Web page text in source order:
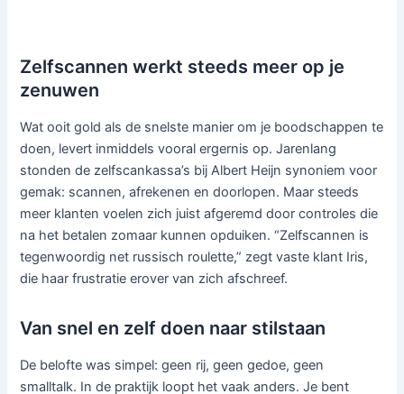
Zelfscannen werkt steeds meer op je
zenuwen
Wat ooit gold als de snelste manier om je boodschappen te
doen, levert inmiddels vooral ergernis op. Jarenlang
stonden de zelfscankassa’s bij Albert Heijn synoniem voor
gemak: scannen, afrekenen en doorlopen. Maar steeds
meer klanten voelen zich juist afgeremd door controles die
na het betalen zomaar kunnen opduiken. “Zelfscannen is
tegenwoordig net russisch roulette,” zegt vaste klant Iris,
die haar frustratie erover van zich afschreef.
Van snel en zelf doen naar stilstaan
De belofte was simpel: geen rij, geen gedoe, geen
smalltalk. In de praktijk loopt het vaak anders. Je bent